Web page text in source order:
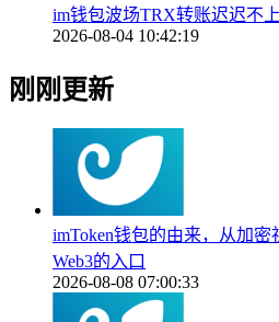
im钱包波场TRX转账迟迟不
2026-08-04 10:42:19
刚刚更新
imToken钱包的由来，从加
Web3的入口
2026-08-08 07:00:33